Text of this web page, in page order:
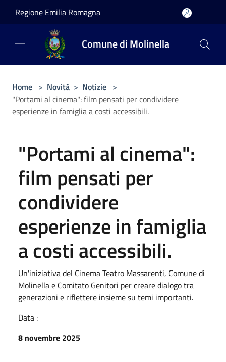
Regione Emilia Romagna
Comune di Molinella
Home > Novità > Notizie >
"Portami al cinema": film pensati per condividere
esperienze in famiglia a costi accessibili.
"Portami al cinema":
film pensati per
condividere
esperienze in famiglia
a costi accessibili.
Un'iniziativa del Cinema Teatro Massarenti, Comune di
Molinella e Comitato Genitori per creare dialogo tra
generazioni e riflettere insieme su temi importanti.
Data :
8 novembre 2025